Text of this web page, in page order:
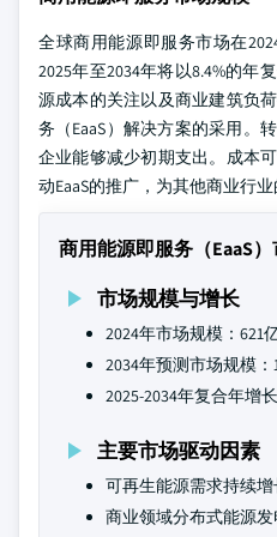
全球商用能源即服务市场在
2025年至2034年将以8.4%的年
源成本的关注以及商业建筑负
务（EaaS）解决方案的采用。
企业能够减少初期支出。成本
动EaaS的推广，为其他商业行
商用能源即服务（EaaS
市场规模与增长
2024年市场规模：621
2034年预测市场规模：
2025-2034年复合年增
主要市场驱动因素
可再生能源需求持续增
商业领域分布式能源发